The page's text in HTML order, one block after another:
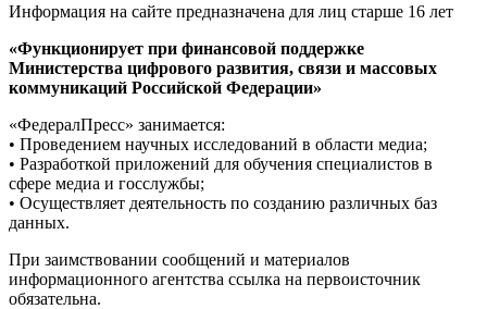
Информация на сайте предназначена для лиц старше 16 лет
«Функционирует при финансовой поддержке
Министерства цифрового развития, связи и массовых
коммуникаций Российской Федерации»
«ФедералПресс» занимается:
• Проведением научных исследований в области медиа;
• Разработкой приложений для обучения специалистов в
сфере медиа и госслужбы;
• Осуществляет деятельность по созданию различных баз
данных.
При заимствовании сообщений и материалов
информационного агентства ссылка на первоисточник
обязательна.